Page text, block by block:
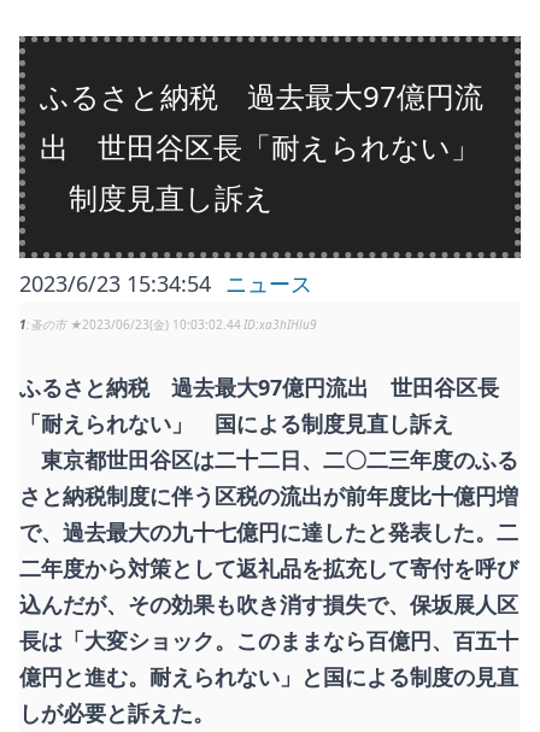
ふるさと納税 過去最大97億円流
出 世田谷区長「耐えられない」
制度見直し訴え
2023/6/23 15:34:54 ニュース
1 蚤の市 ★2023/06/23(金) 10:03:02.44 xa3hIHlu9
ふるさと納税 過去最大97億円流出 世田谷区長
「耐えられない」 国による制度見直し訴え
東京都世田谷区は二十二日、二〇二三年度のふる
さと納税制度に伴う区税の流出が前年度比十億円増
で、過去最大の九十七億円に達したと発表した。二
二年度から対策として返礼品を拡充して寄付を呼び
込んだが、その効果も吹き消す損失で、保坂展人区
長は「大変ショック。このままなら百億円、百五十
億円と進む。耐えられない」と国による制度の見直
しが必要と訴えた。